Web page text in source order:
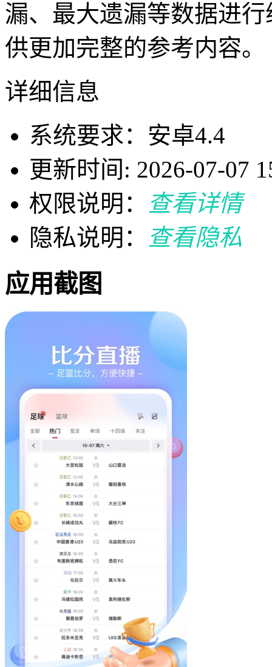
漏、最大遗漏等数据进
供更加完整的参考内容。
详细信息
系统要求：安卓4.4
更新时间: 2026-07-07
权限说明：
查看详情
隐私说明：
查看隐私
应用截图